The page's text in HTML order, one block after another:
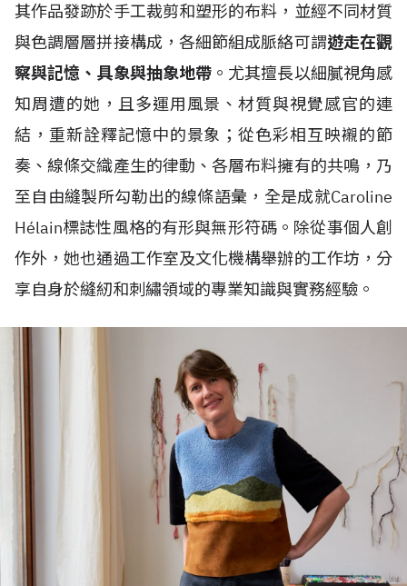
其作品發跡於手工裁剪和塑形的布料，並經不同材質
與色調層層拼接構成，各細節組成脈絡可謂遊走在觀
察與記憶、具象與抽象地帶 。尤其擅長以細膩視角感
知周遭的她，且多運用風景、材質與視覺感官的連
結，重新詮釋記憶中的景象；從色彩相互映襯的節
奏、線條交織產生的律動、各層布料擁有的共鳴，乃
至自由縫製所勾勒出的線條語彙，全是成就Caroline
Hélain標誌性風格的有形與無形符碼。除從事個人創
作外，她也通過工作室及文化機構舉辦的工作坊，分
享自身於縫紉和刺繡領域的專業知識與實務經驗。